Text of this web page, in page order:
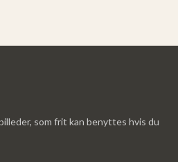
som frit kan benyttes hvis du